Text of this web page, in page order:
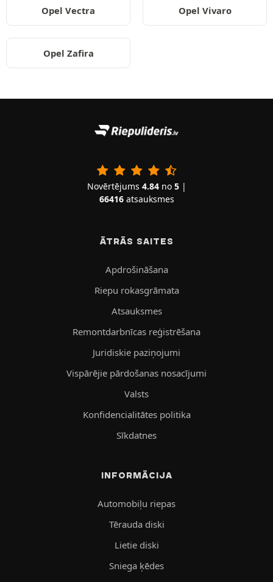
Opel Vectra Opel Vivaro
Opel Zafira
Novērtējums 4.84no 5|
66416atsauksmes
ĀTRĀS SAITES
Apdrošināšana
Riepu rokasgrāmata
Atsauksmes
Remontdarbnīcas reģistrēšana
Juridiskie paziņojumi
Vispārējie pārdošanas nosacījumi
Valsts
Konfidencialitātes politika
Sīkdatnes
INFORMĀCIJA
Automobiļu riepas
Tērauda diski
Lietie diski
Sniega ķēdes